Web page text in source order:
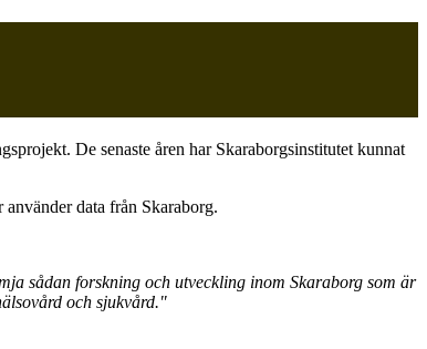
De senaste åren har Skaraborgsinstitutet kunnat
använder data från Skaraborg.
sådan forskning och utveckling inom Skaraborg som är
och sjukvård."